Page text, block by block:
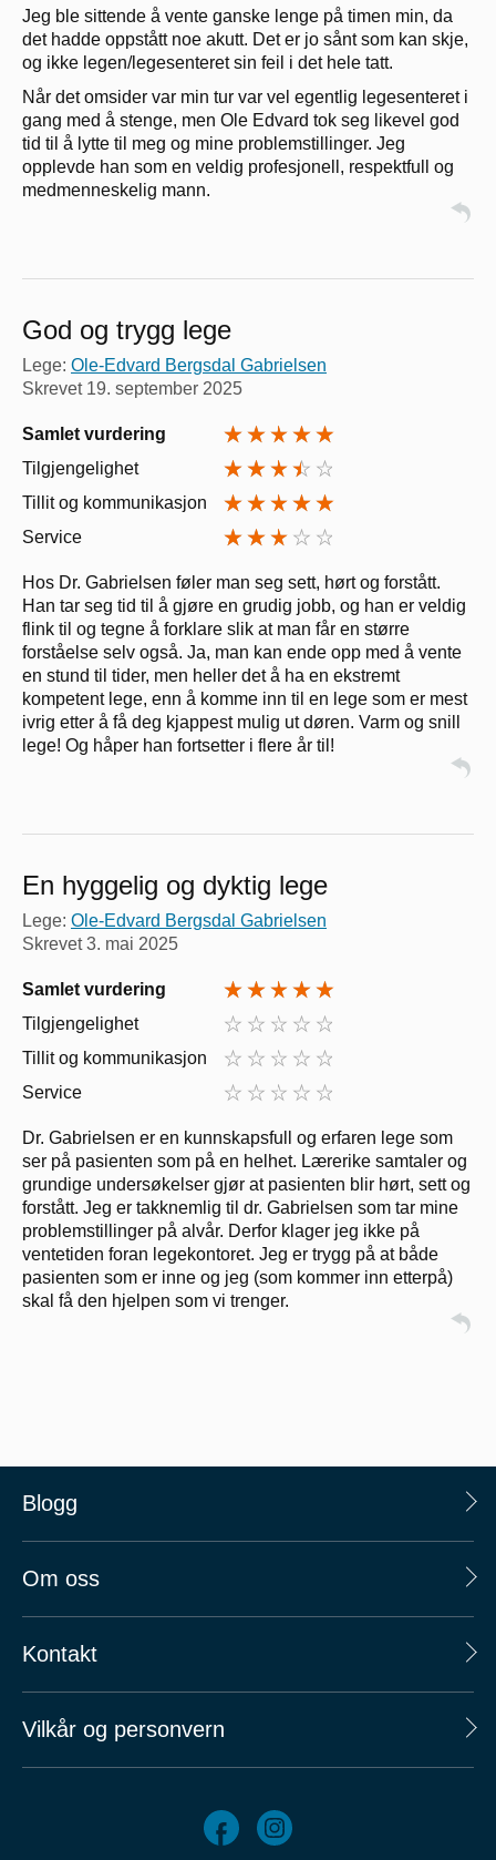
Jeg ble sittende å vente ganske lenge på timen min, da
det hadde oppstått noe akutt. Det er jo sånt som kan skje,
og ikke legen/legesenteret sin feil i det hele tatt.
Når det omsider var min tur var vel egentlig legesenteret i
gang med å stenge, men Ole Edvard tok seg likevel god
tid til å lytte til meg og mine problemstillinger. Jeg
opplevde han som en veldig profesjonell, respektfull og
medmenneskelig mann.
God og trygg lege
Lege: Ole-Edvard Bergsdal Gabrielsen
Skrevet 19. september 2025
Samlet vurdering
Tilgjengelighet
Tillit og kommunikasjon
Service
Hos Dr. Gabrielsen føler man seg sett, hørt og forstått.
Han tar seg tid til å gjøre en grudig jobb, og han er veldig
flink til og tegne å forklare slik at man får en større
forståelse selv også. Ja, man kan ende opp med å vente
en stund til tider, men heller det å ha en ekstremt
kompetent lege, enn å komme inn til en lege som er mest
ivrig etter å få deg kjappest mulig ut døren. Varm og snill
lege! Og håper han fortsetter i flere år til!
En hyggelig og dyktig lege
Lege: Ole-Edvard Bergsdal Gabrielsen
Skrevet3. mai 2025
Samlet vurdering
Tilgjengelighet
Tillit og kommunikasjon
Service
Dr. Gabrielsen er en kunnskapsfull og erfaren lege som
ser på pasienten som på en helhet. Lærerike samtaler og
grundige undersøkelser gjør at pasienten blir hørt, sett og
forstått. Jeg er takknemlig til dr. Gabrielsen som tar mine
problemstillinger på alvår. Derfor klager jeg ikke på
ventetiden foran legekontoret. Jeg er trygg på at både
pasienten som er inne og jeg (som kommer inn etterpå)
skal få den hjelpen som vi trenger.
Blogg
Om oss
Kontakt
Vilkår og personvern